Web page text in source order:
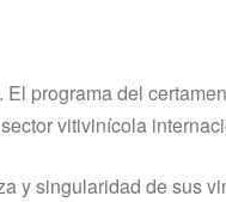
programa del
vitivinícola
y singularidad de sus